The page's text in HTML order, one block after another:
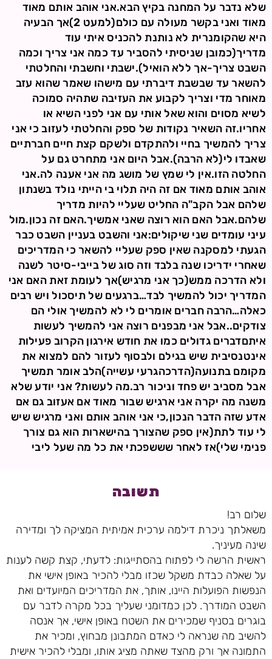
שלא נדבר על המחנה בקיץ הבא.אני אוהב אותם מאוד
מאוד ואני בקשר מעולה עם כולם(למעט 2)אך הבעיה
היא שהקומנרית לא נותנת להכניס איתי עוד
מדריך(כמובן שניסיתי להסביר עד כמה אני צריך וכמה
השבט צריך-אך ללא הואיל).ישבתי וחשבתי והחלטתי
להשאר עד שבשבת דיברתי עם מישהו שאמר שהוא עזב
מאוחר מדי וצריך לקבוע את העזיבה שתהיה סמוכה
לשיא מסוים והוא שאל אותי עם אני לפני השיא או
אחריו.זה השאיר נקודות של ספק והחלטתי לעזוב כי אני
צריך להמשיך בחיי ולהתקדם ולשקם קצת חיים חברתיים
שאבדו לי(לא הרבה).אבל היום אני מתחרט גם על
החלטה הזו.אין לי שמץ של מושג מה אני אענה לה.אני
אוהב אותם מאוד אם זה היה תלוי בי הייתי נולד בשנתון
שלהם אבל הקב"ה החליט שעליי להיות מדריך
שלהם.אבל האם הוא רוצה שאני אמשיך.האם זה נכון.מול
עיני עומדים שני שיקולים:אני והשבט בעניין השבט כבר
הגעתי למסקנה שאין ספק שעליי להשאר כי המדריכים
שאחרי ידריכו שנה בלבד וזה סוג של בייבי-סיטר לשנה
ולא הדרכה ממש(כך אני מרגיש)אך לעומת זאת האם אני
המדריך יכול להמשיך לבד…ברגעים של תיסכול ויש רבים
כאלה…הרבה חברים אומרים לי לא להמשיך אולי הם
צודקים..אבל אני מבפנים רוצה אני להמשיך לעשות
איתםדברים גדולים כמו את חודש אירגון הקרוב פעילות
אינטנסיבית שיש בגילם ולבסוף לעזור להם למצוא את
מקומם בתנועה(הדרכהגרעי עשייה)הלב אומר תמשיך
אבל מסביב יש פחד וניכור רב.מה לעשות? אני יודע שלא
משנה מה יקרה אני ארגיש שבור מאוד אם אעזוב גם אם
אדע שזה הדבר הנכון,כי אני אוהב אותם ואני מרגיש שיש
לי עוד לתת(אין ספק שהצורך בהישארות הוא גם צורך
פנימי שלי)אז לאחר שששפכתי את כל מה שעל ליבי
תשובה
שלום רב!
משאלתך ניכרת דילמה ערכית אמיתית המציקה לך ומדירה
שינה מעיניך.
ראשית הרשה לי לפתוח בהסתייגות: לדעתי, קצת קשה לענות
על שאלה כבדת משקל שכזו מבלי להכיר באופן אישי את
הנפשות הפועלות היינו, אותך, את המדריכים המיועדים ואת
השבט המודרך. לכן כמדומני שעליך בכל מקרה לדבר עם
בוגרים בסניף שמכירים את השטח באופן אישי, אך אנסה
להשיב מה שנראה לי כאדם המתבונן מבחוץ, ומכיר את
התמונה אך ורק מהצד שאתה מציג אותו, ומבלי להכיר אישית